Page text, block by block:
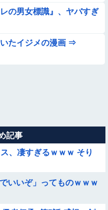
ズプレイ』を見てドン引
の体験談ｗｗｗｗｗｗｗ
の男女標識』、ヤバすぎ
いたイジメの漫画 ⇒
記事
、凄すぎるｗｗｗ そり
いいぞ」ってものｗｗｗ